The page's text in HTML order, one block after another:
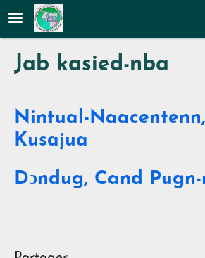
Aller au contenu principal
Jab kasied-nba
Nintual-
Kusajua
Dɔndug, Cand